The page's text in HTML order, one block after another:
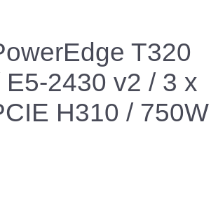
T320
2430 v2 / 3 x
H310 / 750W